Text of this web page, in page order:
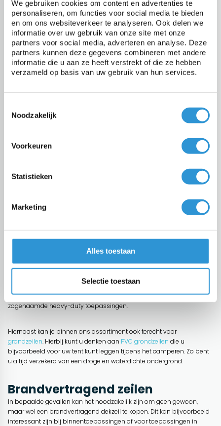
We gebruiken cookies om content en advertenties te
personaliseren, om functies voor social media te bieden
en om ons websiteverkeer te analyseren. Ook delen we
informatie over uw gebruik van onze site met onze
partners voor social media, adverteren en analyse. Deze
partners kunnen deze gegevens combineren met andere
informatie die u aan ze heeft verstrekt of die ze hebben
verzameld op basis van uw gebruik van hun services.
Noodzakelijk
Voorkeuren
Statistieken
Marketing
Alles toestaan
Selectie toestaan
te vinden die al uw verwachtingen zal weten in te lossen.
Een goedkoop dekzeil voor korte
termijn afdekkingen
De reden waarom u precies een dekzeil wenst te kopen zal uiteindelijk
ook bepalend zijn voor het type dat u in huis zult halen. Neem nu
kant en klaar geïmporteerd uit Azië wat er voor zorgt dat een dergelijke
De keerzijde van de medaille is echter dat een dekzeil als deze
uitsluitend verkrijgbaar is in standaard afmetingen en kleuren.
een dekzeil welke weliswaar waterdicht is, maar toch is ze uitsluitend
geschikt voor korte termijn afdekkingen. Doorgaans wordt er op dit
termijn afdekkingen?
Neemt u geen voldoening met een dekzeil welke enkel en alleen is
professioneel pvc of polyester afdekzeil misschien wel iets voor u zijn.
Deze dekzeilen staan er om bekend niet alleen waterdicht, maar ook
nog eens UV bestendig te zijn. Een variant van PVC is bijzonder sterk
en kenmerkt zich bovendien door kleurvaste eigenschappen.
Daarnaast zijn ze uitgerust met sterke zomen evenals zeilringen. Een
is verkrijgbaar in verschillende uitvoeringen (600, 650 of
zelfs 900 gram per vierkante meter) wat ze erg geschikt maakt voor
zogenaamde heavy-duty toepassingen.
Hiernaast kan je binnen ons assortiment ook terecht voor
grondzeilen. Hierbij kunt u denken aan PVC grondzeilen die u
bijvoorbeeld voor uw tent kunt leggen tijdens het camperen. Zo bent
u altijd verzekerd van een droge en waterdichte ondergrond.
Brandvertragend zeilen
In bepaalde gevallen kan het noodzakelijk zijn om geen gewoon,
maar wel een brandvertragend dekzeil te kopen. Dit kan bijvoorbeeld
interessant zijn bij binnentoepassingen of voor toepassingen in